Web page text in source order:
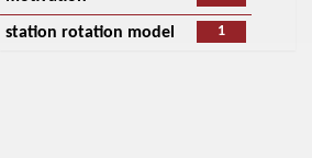
1
station rotation model